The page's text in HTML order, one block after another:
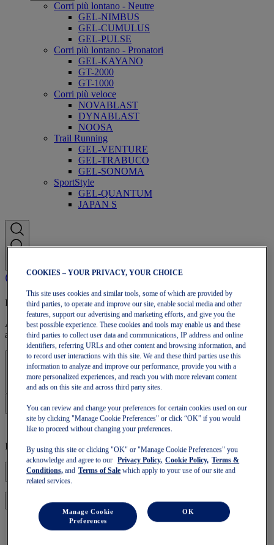
Corri più lontano - Neutre
GEL-NIMBUS
GEL-CUMULUS
GEL-PULSE
Corri più lontano - Pronatori
GEL-KAYANO
GT-2000
GT-1000
Corri più veloce
NOVABLAST
DYNABLAST
NOOSA
Trail Running
GEL-VENTURE
GEL-TRABUCO
GEL-SONOMA
SportStyle
GEL-QUANTUM
JAPAN S
Iscrizione a OneASICS
Approfitta di spedizione gratuita, resi gratuiti, sconti esclusivi e altro
ancora con i vantaggi fedeltà OneASICS™.
Accedi | Crea un account
Il tuo carrello è vuoto
per ripristinare il carrello o riempirne uno nuovo.
COOKIES – YOUR PRIVACY, YOUR CHOICE
This site uses cookies and similar tools, some of which are provided by
third parties, to operate and improve our site, enable social media and other
features, support our advertising and marketing efforts, and give you the
best possible experience. These cookies and tools may enable us and these
third parties to collect user data and communications, IP address and online
identifiers, referring URLs and other content and browsing information, and
to record user interactions with this site. We and these third parties use this
information to analyze and improve our performance, provide you with a
more personalized experiences, and reach you with more relevant content
and ads on this site and across third party sites.
You can review and change your preferences for certain cookies used on our
site by clicking "Manage Cookie Preferences" or click “OK” if you would
like to proceed without changing your preferences.
By using this site or clicking "OK" or "Manage Cookie Preferences" you
acknowledge and agree to our
Privacy Policy, Cookie Policy, Terms &
Conditions, and Terms of Sale which apply to your use of our site and
related services.
Manage Cookie
Preferences
OK